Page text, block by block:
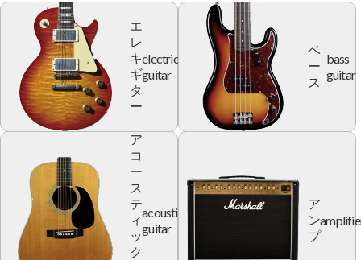
エ
レ
キ
ギ
タ
ー
electric
guitar
ベ
ー
ス
bass
guitar
ア
コ
ー
ス
テ
ィ
ッ
ク
acoustic
guitar
ア
ン
プ